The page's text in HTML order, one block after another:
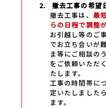
2.
撤去工事の希望
撤去工事は、 最
らの日程で調整
お引越し等のご
でお立ち会いが
ま等にご相談の
をご依頼いただ
たします。
工事の時間帯に
定いたしました
ます。